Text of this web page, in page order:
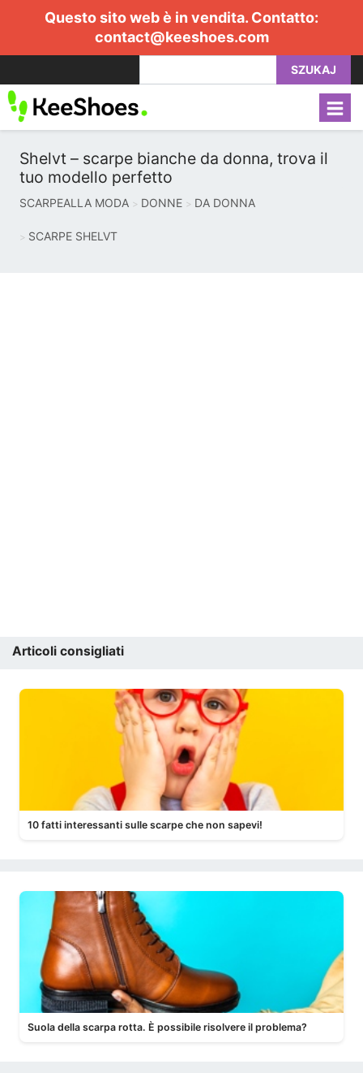
Questo sito web è in vendita. Contatto:
contact@keeshoes.com
SZUKAJ
Shelvt – scarpe bianche da donna, trova il
tuo modello perfetto
SCARPEALLA MODA DONNE DA DONNA
SCARPE SHELVT
Articoli consigliati
10 fatti interessanti sulle scarpe che non sapevi!
Suola della scarpa rotta. È possibile risolvere il problema?